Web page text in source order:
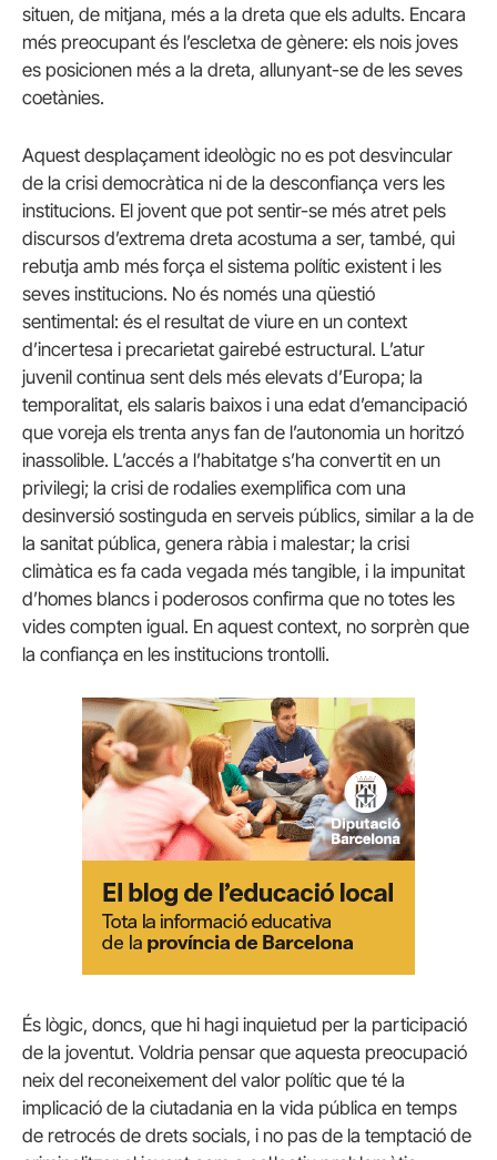
situen, de mitjana, més a la dreta que els adults. Encara
més preocupant és l’escletxa de gènere: els nois joves
es posicionen més a la dreta, allunyant-se de les seves
coetànies.
Aquest desplaçament ideològic no es pot desvincular
de la crisi democràtica ni de la desconfiança vers les
institucions. El jovent que pot sentir-se més atret pels
discursos d’extrema dreta acostuma a ser, també, qui
rebutja amb més força el sistema polític existent i les
seves institucions. No és només una qüestió
sentimental: és el resultat de viure en un context
d’incertesa i precarietat gairebé estructural. L’atur
juvenil continua sent dels més elevats d’Europa; la
temporalitat, els salaris baixos i una edat d’emancipació
que voreja els trenta anys fan de l’autonomia un horitzó
inassolible. L’accés a l’habitatge s’ha convertit en un
privilegi; la crisi de rodalies exemplifica com una
desinversió sostinguda en serveis públics, similar a la de
la sanitat pública, genera ràbia i malestar; la crisi
climàtica es fa cada vegada més tangible, i la impunitat
d’homes blancs i poderosos confirma que no totes les
vides compten igual. En aquest context, no sorprèn que
la confiança en les institucions trontolli.
És lògic, doncs, que hi hagi inquietud per la participació
de la joventut. Voldria pensar que aquesta preocupació
neix del reconeixement del valor polític que té la
implicació de la ciutadania en la vida pública en temps
de retrocés de drets socials, i no pas de la temptació de